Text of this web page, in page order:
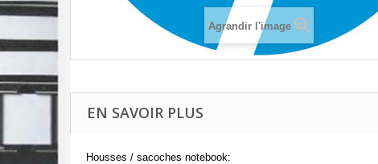
Agrandir l'image
EN SAVOIR PLUS
Housses / sacoches notebook: